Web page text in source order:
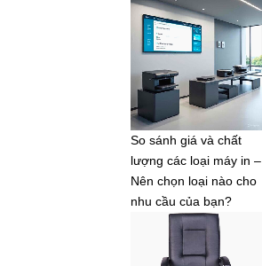
So sánh giá và chất
lượng các loại máy in –
Nên chọn loại nào cho
nhu cầu của bạn?